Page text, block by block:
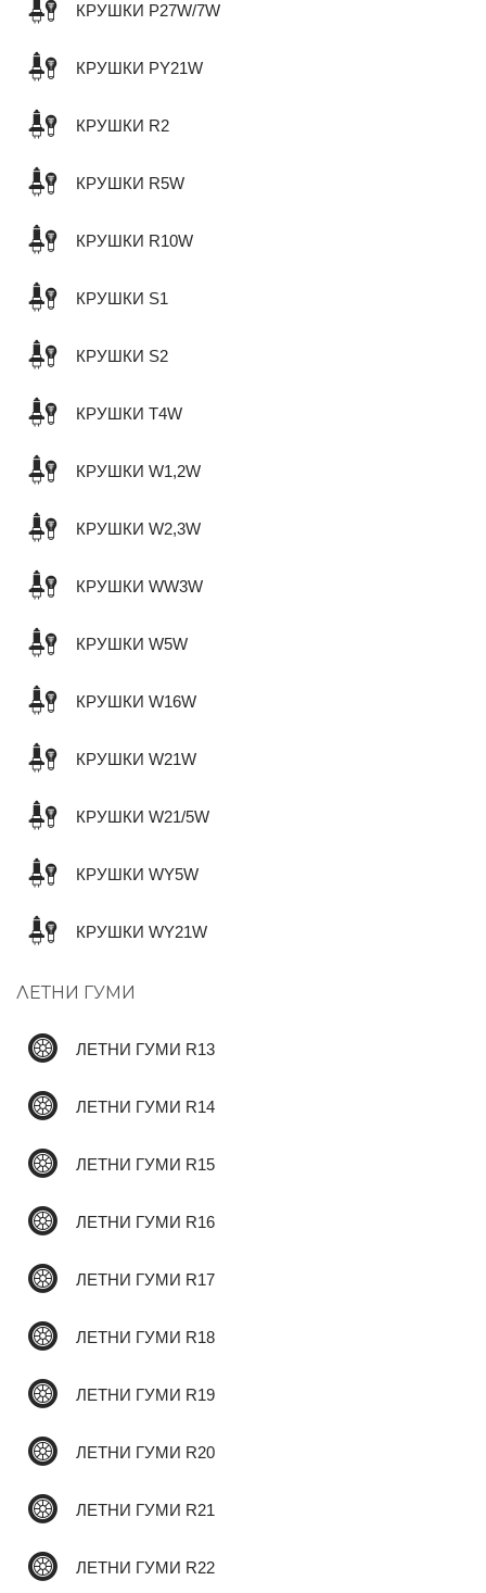
КРУШКИ P27W/7W
КРУШКИ PY21W
КРУШКИ R2
КРУШКИ R5W
КРУШКИ R10W
КРУШКИ S1
КРУШКИ S2
КРУШКИ T4W
КРУШКИ W1,2W
КРУШКИ W2,3W
КРУШКИ WW3W
КРУШКИ W5W
КРУШКИ W16W
КРУШКИ W21W
КРУШКИ W21/5W
КРУШКИ WY5W
КРУШКИ WY21W
ЛЕТНИ ГУМИ
ЛЕТНИ ГУМИ R13
ЛЕТНИ ГУМИ R14
ЛЕТНИ ГУМИ R15
ЛЕТНИ ГУМИ R16
ЛЕТНИ ГУМИ R17
ЛЕТНИ ГУМИ R18
ЛЕТНИ ГУМИ R19
ЛЕТНИ ГУМИ R20
ЛЕТНИ ГУМИ R21
ЛЕТНИ ГУМИ R22